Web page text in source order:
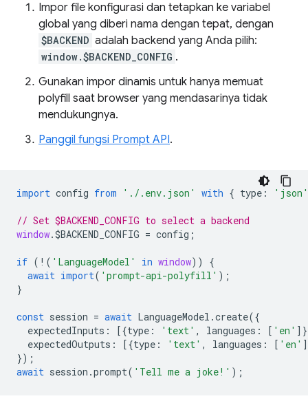
Impor file konfigurasi dan tetapkan ke variabel
global yang diberi nama dengan tepat, dengan
$BACKEND adalah backend yang Anda pilih:
window.$BACKEND_CONFIG .
Gunakan impor dinamis untuk hanya memuat
polyfill saat browser yang mendasarinya tidak
mendukungnya.
Panggil fungsi Prompt API.
import config from './.env.json' with { type : 'json'
// Set $BACKEND_CONFIG to select a backend
window.$BACKEND_CONFIG = config ;
if ( ! ( 'LanguageModel' in window))
{
await import( 'prompt-api-polyfill' );
}
const session = await LanguageModel .create({
expectedInputs : [{type : 'text' , languages : [ 'en'
expectedOutputs : [{type : 'text' , languages : [ 'en'
});
await session .prompt( 'Tell me a joke!' );